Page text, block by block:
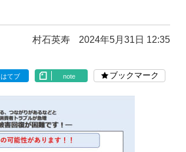
村石英寿 2024年5月31日 12:35
はてブ note ブックマーク